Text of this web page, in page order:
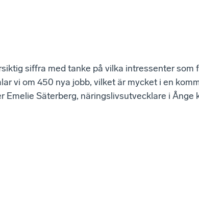
siffra med tanke på vilka intressenter som
vi om 450 nya jobb, vilket är mycket i en
Emelie Säterberg, näringslivsutvecklare i Ånge